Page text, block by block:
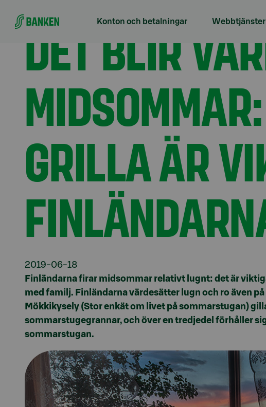
Konton och betalningar Webbtjänster
Det blir varmt i Finland på
DET BLIR
GRILLA ÄR
2019-06-18
Finländarna firar midsommar relativt lugnt: det är
med familj. Finländarna värdesätter lugn och ro även
Mökkikysely (Stor enkät om livet på sommarstugan)
sommarstugegrannar, och över en tredjedel förhåller
sommarstugan.